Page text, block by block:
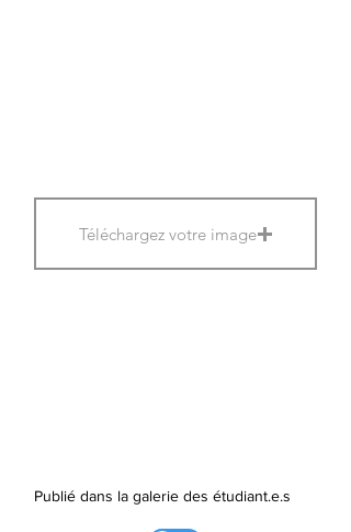
Téléchargez votre image
Publié dans la galerie des étudiant.e.s